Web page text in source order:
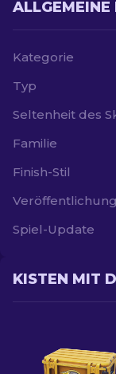
Kategorie
Typ
Seltenheit des
Familie
Finish-Stil
Spiel-Update
KISTEN MIT